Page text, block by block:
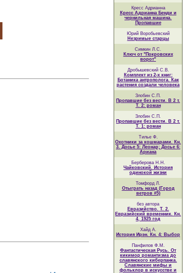
Кресс Адрианна
Кресс Адрианна Бенди и
чернильная машина.
Пропавшие
Юрий Воробьевский
Незримые старцы
Симкин Л.С.
Ключ от "Покровских
ворот"
Дробышевский С.В.
Комплект из 2-х книг:
Ботаника антрополога. Как
растения создали человека
Злобин С.П.
Пропавшие без вести. В 2 т.
Т. 2: роман
Злобин С.П.
Пропавшие без вести. В 2 т.
Т. 1: роман
Тилье Ф.
Охотники за кошмарами. Кн.
3. Досье 5: Леонар; Досье 6:
Ариана
Берберова Н.Н.
Чайковский. История
одинокой жизни
Томфорд Л.
Отыграть назад (Город
ветров #5)
без автора
Евразийство. Т. 2.
Евразийский временник. Кн.
4, 1925 год
Хайд А.
История Ирэн. Кн. 4: Выбор
Панфилов Ф.М.
Фантастическая Русь. От
кикимор романтизма до
славянского киберпанка.
Славянские мифы и
фольклор в искусстве и